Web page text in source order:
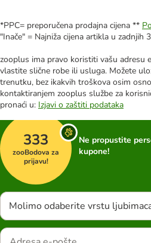
*PPC= preporučena prodajna cijena **
"Inače" = Najniža cijena artikla u zadnjih
zooplus ima pravo koristiti vašu adresu
vlastite slične robe ili usluga. Možete
trenutku, bez ikakvih troškova osim
kontaktiranjem zooplus službe za
pronaći u: Izjavi o zaštiti podataka
333
zooBodova za
prijavu!
Ne propustite
kupone!
Molimo odaberite vrstu